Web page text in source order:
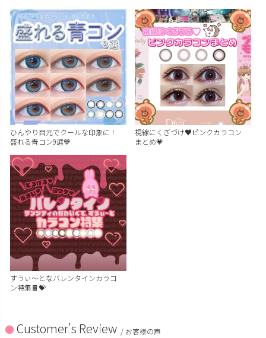
ひんやり目元でクールな印象に！
盛れる青コン9選💙
視線にくぎづけ♥ピンクカラコン
まとめ💗
すうぃ～となバレンタインカラコ
ン特集🍫💝
Customer's Review / お客様の声